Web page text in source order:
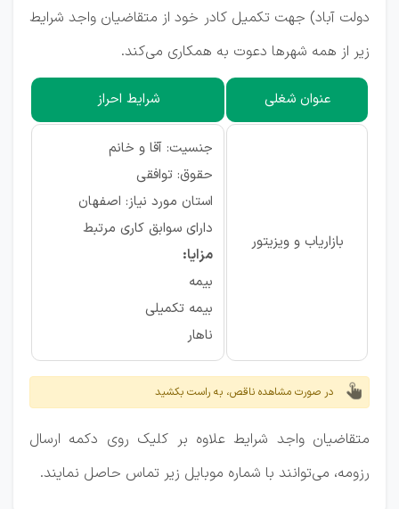
دولت آباد) جهت تکمیل کادر خود از متقاضیان واجد شرایط
زیر از همه شهرها دعوت به همکاری می‌کند.
عنوان شغلی شرایط احراز
بازاریاب و ویزیتور
جنسیت: آقا و خانم
حقوق: توافقی
استان مورد نیاز: اصفهان
دارای سوابق کاری مرتبط
مزایا:
بیمه
بیمه تکمیلی
ناهار
در صورت مشاهده ناقص، به راست بکشید
متقاضیان واجد شرایط علاوه بر کلیک روی دکمه ارسال
رزومه، می‌توانند با شماره موبایل زیر تماس حاصل نمایند.